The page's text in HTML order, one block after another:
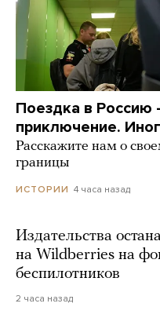
Поездка в Россию
приключение.
Расскажите нам о
границы
ИСТОРИИ 4 часа назад
Издательства
на Wildberries на
беспилотников
2 часа назад